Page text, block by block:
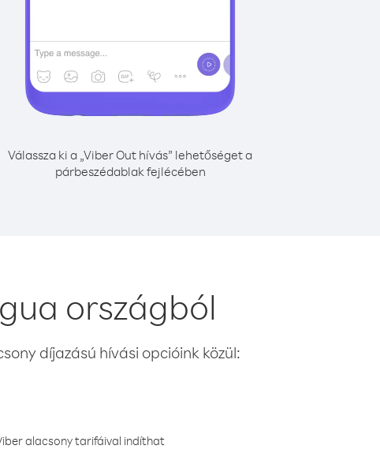
Válassza ki a „Viber Out hívás” lehetőséget a
párbeszédablak fejlécében
országból
díjazású hívási opcióink közül:
alacsony tarifáival indíthat